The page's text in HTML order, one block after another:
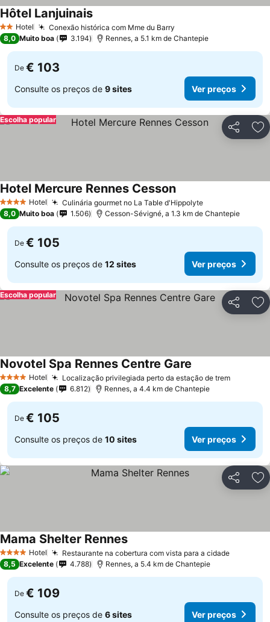
2 Estrelas
Hotel Conexão histórica com Mme du Barry
Hôtel Lanjuinais
8,0 Muito boa 3.194 Rennes, a 5.1 km de Chantepie
De € 103
Consulte os preços de 9 sites Ver preços
Partilhar
Escolha popular
4 EstrelasHotel Culinária gourmet no La Table d'Hippolyte
Hotel Mercure Rennes Cesson
8,0 Muito boa 1.506 Cesson-Sévigné, a 1.3 km de Chantepie
De € 105
Consulte os preços de 12 sites Ver preços
Partilhar
Escolha popular
4 EstrelasHotel Localização privilegiada perto da estação de trem
Novotel Spa Rennes Centre Gare
8,7 Excelente 6.812 Rennes, a 4.4 km de Chantepie
De € 105
Consulte os preços de 10 sites Ver preços
Partilhar
4 EstrelasHotel Restaurante na cobertura com vista para a cidade
Mama Shelter Rennes
8,5 Excelente 4.788 Rennes, a 5.4 km de Chantepie
De € 109
Consulte os preços de 6 sites Ver preços